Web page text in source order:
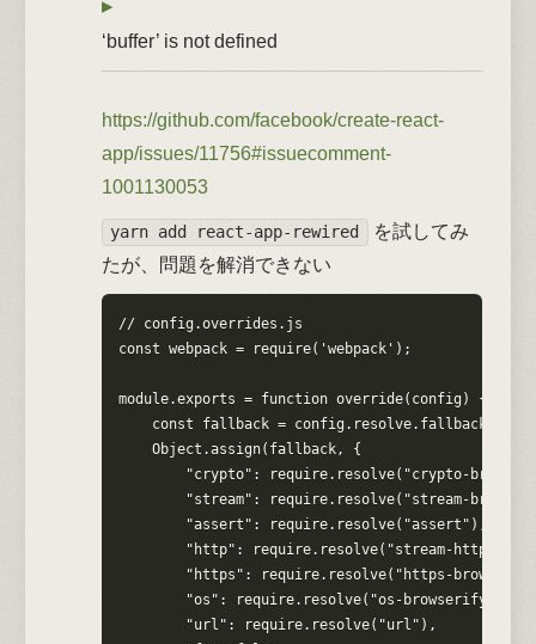
‘buffer’ is not defined
https://github.com/facebook/create-react-
app/issues/11756#issuecomment-
1001130053
yarn add react-app-rewired
を試してみ
たが、問題を解消できない
// config.overrides.js
const webpack = require('webpack');
module.exports = function override(config) {
const fallback = config.resolve.fallback ||
    Object.assign(fallback, {
"crypto": require.resolve("crypto-
"stream": require.resolve("stream-
        "assert": require.resolve("assert"),
        "http": require.resolve("stream-http"),
"https": require.resolve("https-
        "os": require.resolve("os-browserify"),
        "url": require.resolve("url"),